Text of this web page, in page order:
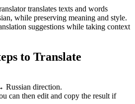
translates texts and words
while preserving meaning and style.
suggestions while taking context
to Translate
Russian direction.
can then edit and copy the result if